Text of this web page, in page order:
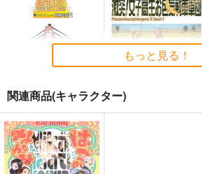
ガルパンキャラ誰が１
番ゴスロリが似合うか
ガールズ＆パンツァー
サンプル
カート
激突！女子高生お色気
戦車軍団19巻
甲冑娘
ガールズ＆パンツァー
艦これプロレス 四方
山話２
Mystic Lab
もっと見る！
関連商品(キャラクター)